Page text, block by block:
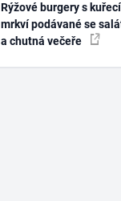
Rýžové burgery s
mrkví podávané se
a chutná večeře